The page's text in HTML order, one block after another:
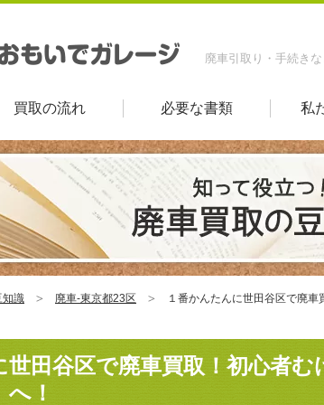
廃車引取り・手続き
買取の流れ 必要な書類 私
知識 廃車-東京都23区 １番かんたんに世田谷区で廃車
世田谷区で廃車買取！初心者む
！